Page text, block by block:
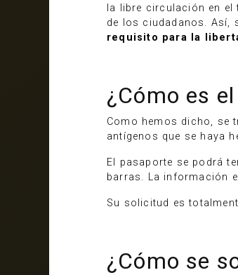
la libre circulación en
de los ciudadanos. Así,
requisito para la
¿Cómo es
Como hemos dicho, se
antígenos que se haya
El pasaporte se podrá
barras. La información
Su solicitud es
¿Cómo se